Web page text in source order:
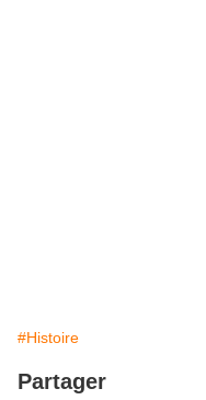
#Histoire
Partager